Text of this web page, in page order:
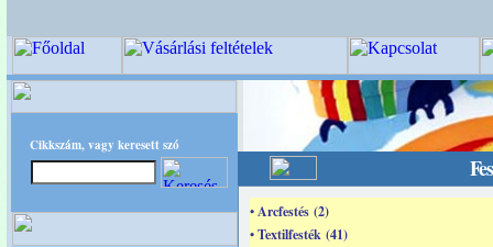
Cikkszám, vagy keresett szó
• Arcfestés (2)
• Textilfesték (41)